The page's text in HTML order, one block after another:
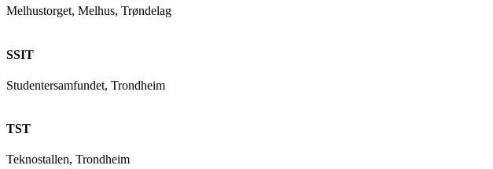
Melhustorget, Melhus, Trøndelag
SSIT
Studentersamfundet, Trondheim
TST
Teknostallen, Trondheim